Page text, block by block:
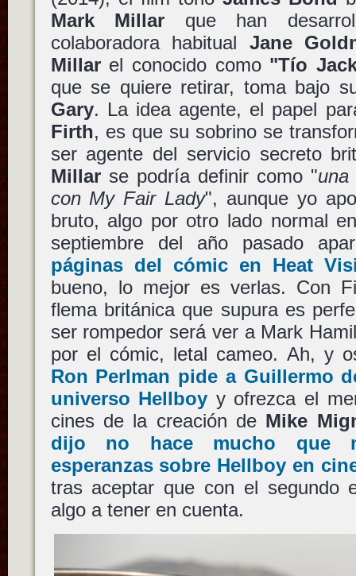
Mark Millar que han
colaboradora habitual Jane
Millarel conocido como "Tío
que se quiere retirar, toma bajo
Gary. La idea agente, el papel
Firth, es que su sobrino se
ser agente del servicio secreto
Millarse podría definir como "una
con My Fair Lady", aunque yo
bruto, algo por otro lado normal
septiembre del año pasado
páginas del cómic en Heat
bueno, lo mejor es verlas. Con
flema británica que supura es
ser rompedor será ver a Mark
por el cómic, letal cameo. Ah, y
Ron Perlman pide a Guillermo
universo Hellboy y ofrezca el
cines de la creación de Mike
dijo no hace mucho que
esperanzas sobre Hellboy en
tras aceptar que con el segundo
algo a tener en cuenta.